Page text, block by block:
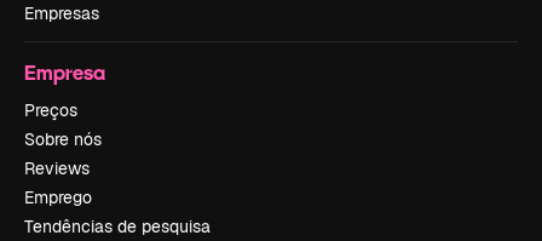
Empresas
Empresa
Preços
Sobre nós
Reviews
Emprego
Tendências de pesquisa